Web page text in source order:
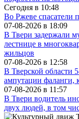
Сегодня в 10:48
Во Ржеве спасатели
07-08-2026 в 18:09
В Твери задержали
лестнице в
жильцов
07-08-2026 в 12:58
В Тверской области
ампутации фаланги,
07-08-2026 в 11:57
В Твери водитель
двух людей, в том